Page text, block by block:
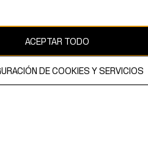
está protegido por copyright y es
AB.
ACEPTAR TODO
DE COOKIES Y SERVICIOS